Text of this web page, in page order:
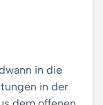
in die
in der